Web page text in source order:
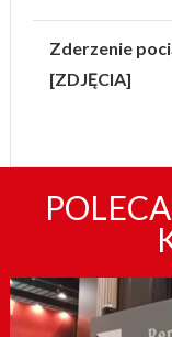
Zderzenie
[ZDJĘCIA]